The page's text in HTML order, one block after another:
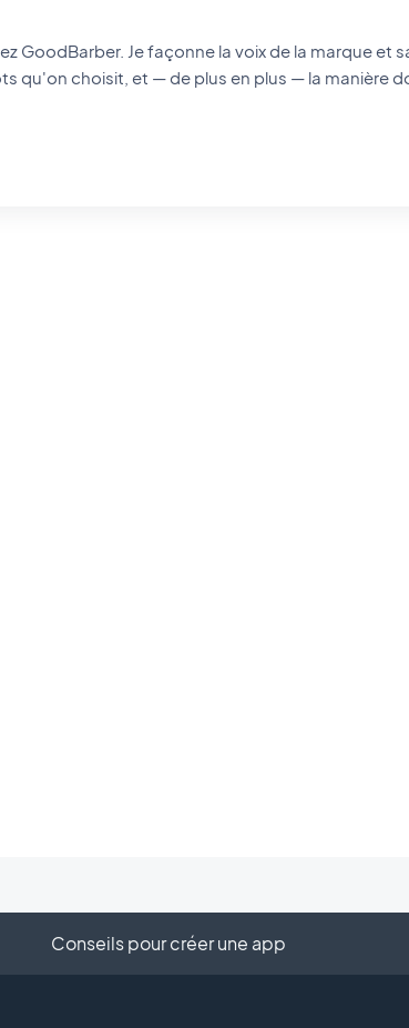
la marque et sa visibilité : les histoires
qu'on choisit, et — de plus en plus — la manière
impossible à oublier.
Conseils pour créer une app